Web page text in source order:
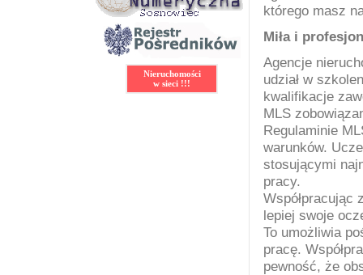
Nieruchomości
w sieci !!!
którego masz
Miła i
Agencje
udział w
kwalifikacje
MLS
Regulaminie
warunków.
stosującymi
pracy.
Współpracując
lepiej swoje
To umożliwia
pracę.
pewność, że